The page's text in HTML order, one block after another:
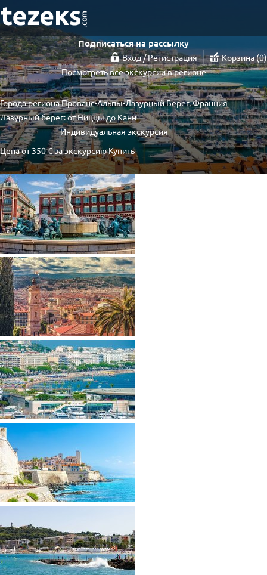
Подписаться на рассылку
Вход / Регистрация Корзина 0
Посмотреть все экскурсии в регионе
Города региона Прованс-Альпы-Лазурный Берег, Франция
Лазурный берег: от Ниццы до Канн
Индивидуальная экскурсия
Цена от 350 €за экскурсиюКупить